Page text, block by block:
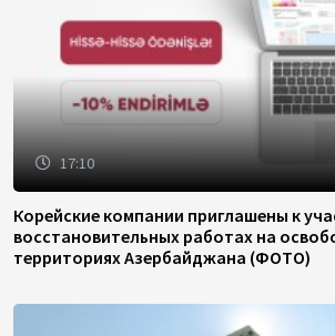
17:10
Корейские компании приглашены к
восстановительных работах на
территориях Азербайджана (ФОТО)